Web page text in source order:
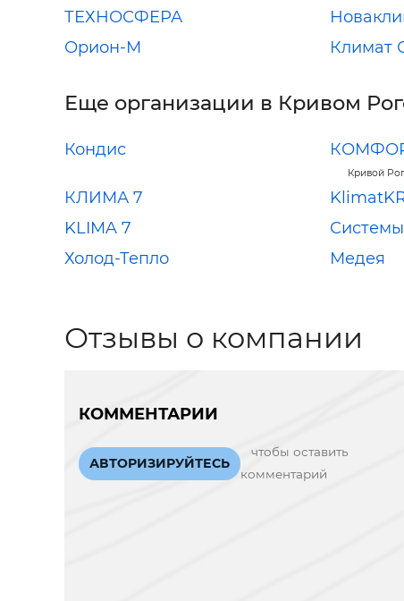
ТЕХНОСФЕРА
Орион-М
Климат
Еще организации в Кривом
Кондис
Кривой
КЛИМА 7
KLIMA 7
Холод-Тепло
Медея
Отзывы о компании
КОММЕНТАРИИ
АВТОРИЗИРУЙТЕСЬ
чтобы оставить
комментарий